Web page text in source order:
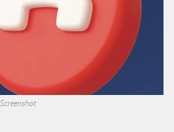
Screenshot